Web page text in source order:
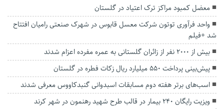
معضل کمبود مراکز ترک اعتیاد در گلستان
واحد فرآوری توتون شرکت معسل قابوس در شهرک صنعتی رامیان افتتاح
شد +فیلم
بیش از ۲۰۰۰ نفر از زائران گلستانی به عمره مفرده اعزام شدند
پیش‌بینی پرداخت ۵۵۰ میلیارد ریال زکات فطره در گلستان
اسب‌های برتر هفته دوم مسابقات اسبدوانی گنبدکاووس معرفی شدند
ویزیت رایگان ۲۴۰ بیمار در قالب طرح شهید رهنمون در شهر کرند